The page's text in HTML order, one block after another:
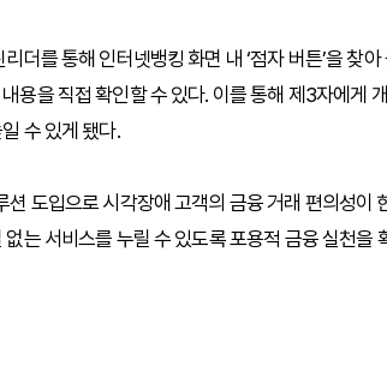
더를 통해 인터넷뱅킹 화면 내 ‘점자 버튼’을 찾
용을 직접 확인할 수 있다. 이를 통해 제3자에게
수 있게 됐다.
션 도입으로 시각장애 고객의 금융 거래 편의성이
는 서비스를 누릴 수 있도록 포용적 금융 실천을